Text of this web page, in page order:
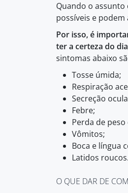
Quando o
possíveis e
Por isso, é
ter a certeza do
sintomas abaixo
Tosse úmida;
Respiração
Secreção
Febre;
Perda de
Vômitos;
Boca e língua
Latidos roucos.
O QUE DAR DE